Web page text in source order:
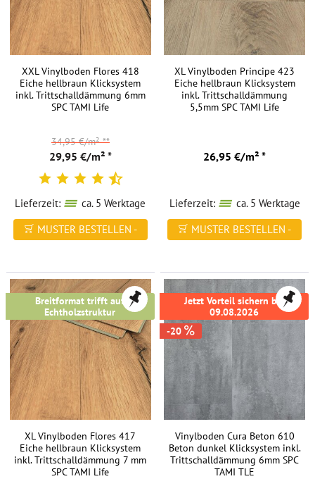
XXL Vinylboden Flores 418
Eiche hellbraun Klicksystem
inkl. Trittschalldämmung 6mm
SPC TAMI Life
29,95 €/m² *
34,95 €/m²**
Lieferzeit:
ca. 5 Werktage
MUSTER BESTELLEN -
XL Vinylboden Principe 423
Eiche hellbraun Klicksystem
inkl. Trittschalldämmung
5,5mm SPC TAMI Life
26,95 €/m² *
Lieferzeit:
ca. 5 Werktage
MUSTER BESTELLEN -
Breitformat trifft auf
Echtholzstruktur
XL Vinylboden Flores 417
Eiche hellbraun Klicksystem
inkl. Trittschalldämmung 7 mm
SPC TAMI Life
Jetzt Vorteil sichern bis
09.08.2026
-20
Vinylboden Cura Beton 610
Beton dunkel Klicksystem inkl.
Trittschalldämmung 6mm SPC
TAMI TLE